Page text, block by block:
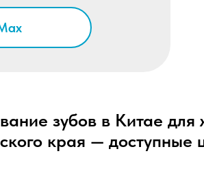
зубов в Китае для
края — доступные